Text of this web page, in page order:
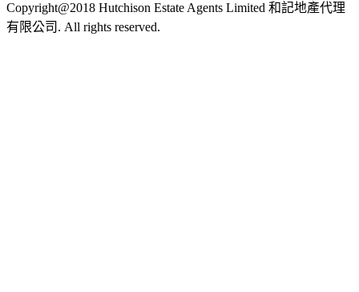
Copyright@2018 Hutchison Estate Agents Limited 和記地產代理
有限公司. All rights reserved.